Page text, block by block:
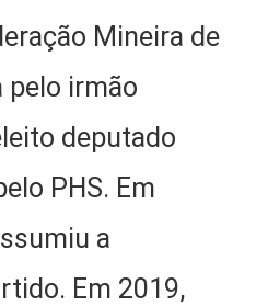
Mineira de
pelo irmão
deputado
PHS. Em
a
Em 2019,